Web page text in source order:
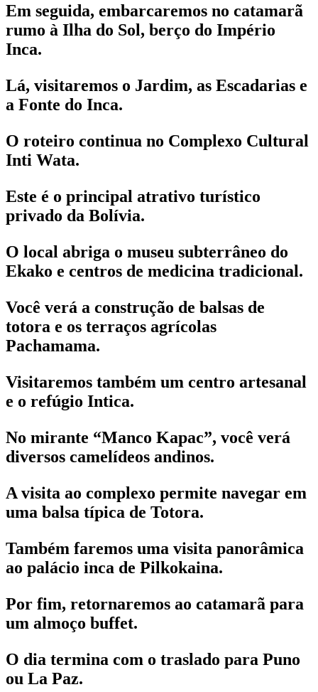
Em seguida, embarcaremos no catamarã
rumo à Ilha do Sol, berço do Império
Inca.
Lá, visitaremos o Jardim, as Escadarias e
a Fonte do Inca.
O roteiro continua no Complexo Cultural
Inti Wata.
Este é o principal atrativo turístico
privado da Bolívia.
O local abriga o museu subterrâneo do
Ekako e centros de medicina tradicional.
Você verá a construção de balsas de
totora e os terraços agrícolas
Pachamama.
Visitaremos também um centro artesanal
e o refúgio Intica.
No mirante “Manco Kapac”, você verá
diversos camelídeos andinos.
A visita ao complexo permite navegar em
uma balsa típica de Totora.
Também faremos uma visita panorâmica
ao palácio inca de Pilkokaina.
Por fim, retornaremos ao catamarã para
um almoço buffet.
O dia termina com o traslado para Puno
ou La Paz.